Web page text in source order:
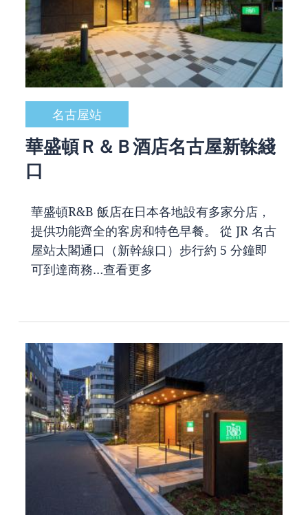
名古屋站
華盛頓Ｒ＆Ｂ酒店名古屋新榦綫
口
華盛頓R&B 飯店在日本各地設有多家分店，
提供功能齊全的客房和特色早餐。 從 JR 名古
屋站太閣通口（新幹線口）步行約 5 分鐘即
可到達商務…查看更多